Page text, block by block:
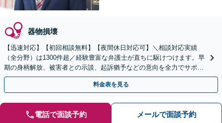
器物損壊
【迅速対応】【初回相談無料】【夜間休日対応可】＼相談対応実績
（全分野）は1300件超／経験豊富な弁護士が直ちに駆けつけます。早
期の身柄解放、被害者との示談、起訴猶予などの意向を全力でサポー
トします。
料金表を見る
電話で面談予約 メールで面談予約